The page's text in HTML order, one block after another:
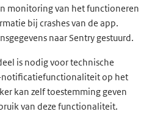
monitoring van het functioneren
bij crashes van de app.
naar Sentry gestuurd.
is nodig voor technische
notificatiefunctionaliteit op het
kan zelf toestemming geven
van deze functionaliteit.